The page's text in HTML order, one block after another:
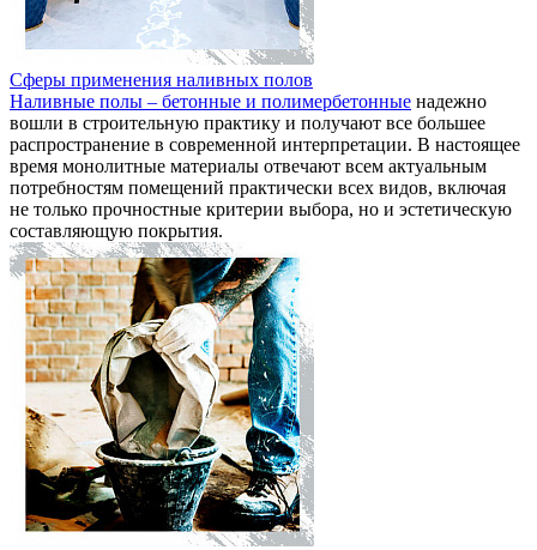
Сферы применения наливных полов
Наливные полы – бетонные и полимербетонные надежно
вошли в строительную практику и получают все большее
распространение в современной интерпретации. В настоящее
время монолитные материалы отвечают всем актуальным
потребностям помещений практически всех видов, включая
не только прочностные критерии выбора, но и эстетическую
составляющую покрытия.